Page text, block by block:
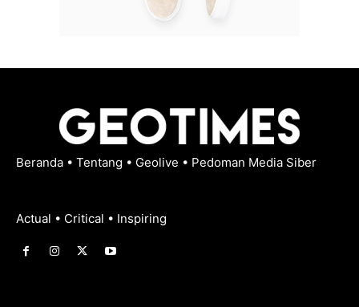
Beranda • Tentang • Geolive • Pedoman Media Siber
Actual • Critical • Inspiring